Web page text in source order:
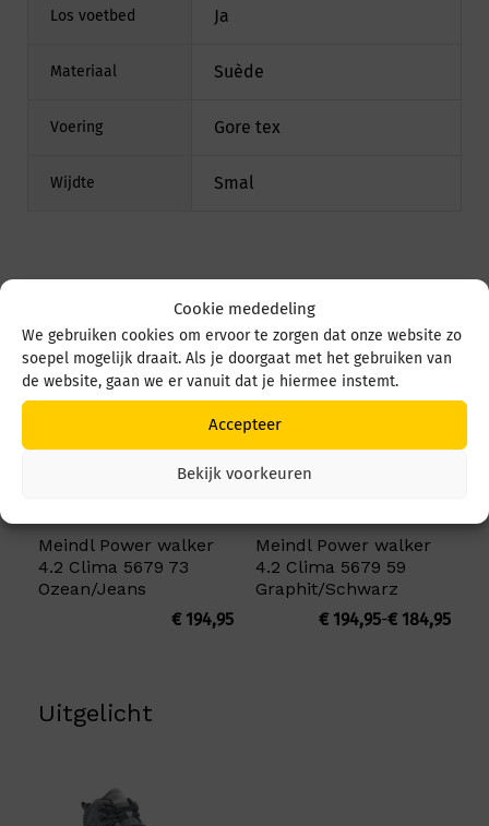
Cookie mededeling
We gebruiken cookies om ervoor te zorgen dat onze website zo
soepel mogelijk draait. Als je doorgaat met het gebruiken van
de website, gaan we er vanuit dat je hiermee instemt.
Accepteer
Bekijk voorkeuren
Los voetbed Ja
Materiaal Suède
Voering Gore tex
Wijdte Smal
Misschien is dit wat voor u:
Meindl Power walker
4.2 Clima 5679 73
Ozean/Jeans
€194,95
Meindl Power walker
4.2 Clima 5679 59
Graphit/Schwarz
€184,95
-
€194,95
Uitgelicht